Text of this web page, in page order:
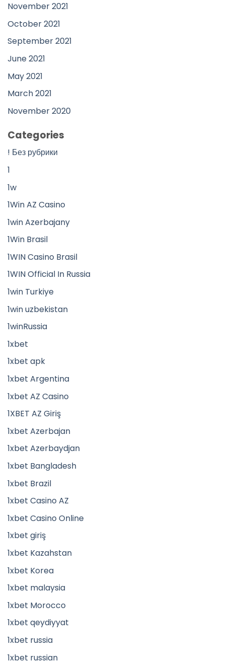
November 2021
October 2021
September 2021
June 2021
May 2021
March 2021
November 2020
Categories
! Без рубрики
1
1w
1Win AZ Casino
1win Azerbajany
1Win Brasil
1WIN Casino Brasil
1WIN Official In Russia
1win Turkiye
1win uzbekistan
1winRussia
1xbet
1xbet apk
1xbet Argentina
1xbet AZ Casino
1XBET AZ Giriş
1xbet Azerbajan
1xbet Azerbaydjan
1xbet Bangladesh
1xbet Brazil
1xbet Casino AZ
1xbet Casino Online
1xbet giriş
1xbet Kazahstan
1xbet Korea
1xbet malaysia
1xbet Morocco
1xbet qeydiyyat
1xbet russia
1xbet russian